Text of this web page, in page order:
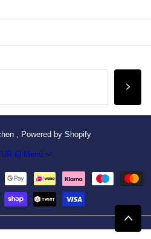
, Powered by Shopify
€) Menü